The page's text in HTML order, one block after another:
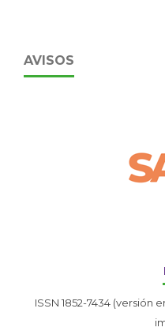
AVISOS
ISSN 1852-7434 (versión